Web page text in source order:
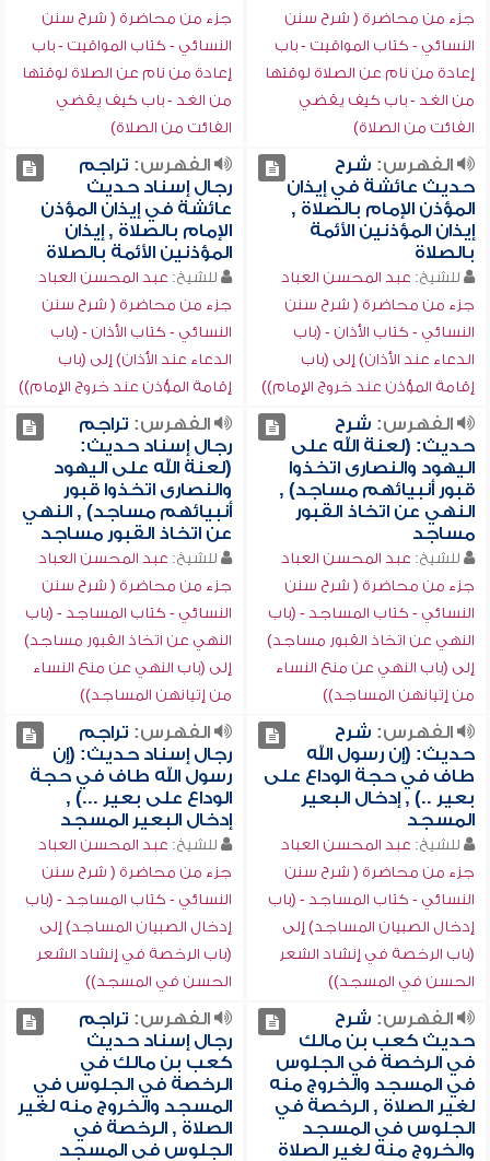
جزء من محاضرة ( شرح سنن
النسائي - كتاب المواقيت - باب
إعادة من نام عن الصلاة لوقتها
من الغد - باب كيف يقضي
الفائت من الصلاة)
جزء من محاضرة ( شرح سنن
النسائي - كتاب المواقيت - باب
إعادة من نام عن الصلاة لوقتها
من الغد - باب كيف يقضي
الفائت من الصلاة)
الفهرس: شرح
حديث عائشة في إيذان
المؤذن الإمام بالصلاة ,
إيذان المؤذنين الأئمة
بالصلاة
للشيخ: عبد المحسن العباد
جزء من محاضرة ( شرح سنن
النسائي - كتاب الأذان - (باب
الدعاء عند الأذان) إلى (باب
إقامة المؤذن عند خروج الإمام))
الفهرس: تراجم
رجال إسناد حديث
عائشة في إيذان المؤذن
الإمام بالصلاة , إيذان
المؤذنين الأئمة بالصلاة
للشيخ: عبد المحسن العباد
جزء من محاضرة ( شرح سنن
النسائي - كتاب الأذان - (باب
الدعاء عند الأذان) إلى (باب
إقامة المؤذن عند خروج الإمام))
الفهرس: شرح
حديث: (لعنة الله على
اليهود والنصارى اتخذوا
قبور أنبيائهم مساجد) ,
النهي عن اتخاذ القبور
مساجد
للشيخ: عبد المحسن العباد
جزء من محاضرة ( شرح سنن
النسائي - كتاب المساجد - (باب
النهي عن اتخاذ القبور مساجد)
إلى (باب النهي عن منع النساء
من إتيانهن المساجد))
الفهرس: تراجم
رجال إسناد حديث:
(لعنة الله على اليهود
والنصارى اتخذوا قبور
أنبيائهم مساجد) , النهي
عن اتخاذ القبور مساجد
للشيخ: عبد المحسن العباد
جزء من محاضرة ( شرح سنن
النسائي - كتاب المساجد - (باب
النهي عن اتخاذ القبور مساجد)
إلى (باب النهي عن منع النساء
من إتيانهن المساجد))
الفهرس: شرح
حديث: (إن رسول الله
طاف في حجة الوداع على
بعير ..) , إدخال البعير
المسجد
للشيخ: عبد المحسن العباد
جزء من محاضرة ( شرح سنن
النسائي - كتاب المساجد - (باب
إدخال الصبيان المساجد) إلى
(باب الرخصة في إنشاد الشعر
الحسن في المسجد))
الفهرس: تراجم
رجال إسناد حديث: (إن
رسول الله طاف في حجة
الوداع على بعير ...) ,
إدخال البعير المسجد
للشيخ: عبد المحسن العباد
جزء من محاضرة ( شرح سنن
النسائي - كتاب المساجد - (باب
إدخال الصبيان المساجد) إلى
(باب الرخصة في إنشاد الشعر
الحسن في المسجد))
الفهرس: شرح
حديث كعب بن مالك
في الرخصة في الجلوس
في المسجد والخروج منه
لغير الصلاة , الرخصة في
الجلوس في المسجد
والخروج منه لغير الصلاة
الفهرس: تراجم
رجال إسناد حديث
كعب بن مالك في
الرخصة في الجلوس في
المسجد والخروج منه لغير
الصلاة , الرخصة في
الجلوس في المسجد